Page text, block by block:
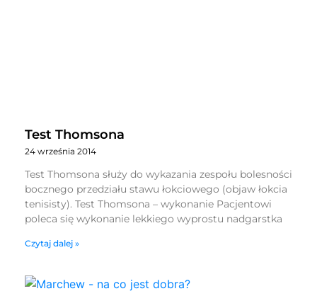
Test Thomsona
24 września 2014
Test Thomsona służy do wykazania zespołu bolesności
bocznego przedziału stawu łokciowego (objaw łokcia
tenisisty). Test Thomsona – wykonanie Pacjentowi
poleca się wykonanie lekkiego wyprostu nadgarstka
Czytaj dalej »